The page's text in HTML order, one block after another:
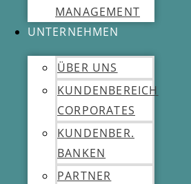
MANAGEMENT
UNTERNEHMEN
ÜBER UNS
KUNDENBEREICH
CORPORATES
KUNDENBER.
BANKEN
PARTNER